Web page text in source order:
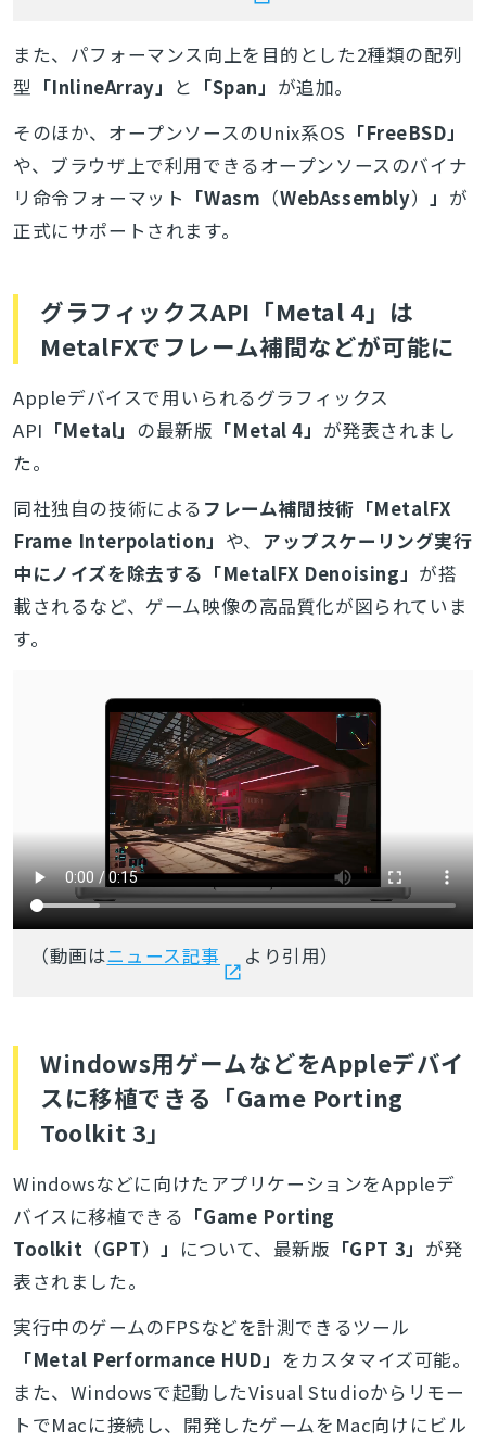
また、パフォーマンス向上を目的とした2種類の配列
型 「InlineArray」 と 「Span」 が追加。
そのほか、オープンソースのUnix系OS 「FreeBSD」
や、ブラウザ上で利用できるオープンソースのバイナ
リ命令フォーマット 「Wasm （WebAssembly） 」 が
正式にサポートされます。
グラフィックスAPI「Metal 4」は
MetalFXでフレーム補間などが可能に
Appleデバイスで用いられるグラフィックス
API 「Metal」 の最新版 「Metal 4」 が発表されまし
た。
同社独自の技術による フレーム補間技術「MetalFX
Frame Interpolation」 や、 アップスケーリング実行
中にノイズを除去する「MetalFX Denoising」 が搭
載されるなど、ゲーム映像の高品質化が図られていま
す。
（動画はニュース記事 より引用）
Windows用ゲームなどをAppleデバイ
スに移植できる「Game Porting
Toolkit 3」
Windowsなどに向けたアプリケーションをAppleデ
バイスに移植できる 「Game Porting
Toolkit （GPT）」 について、最新版 「GPT 3」 が発
表されました。
実行中のゲームのFPSなどを計測できるツール
「Metal Performance HUD」 をカスタマイズ可能。
また、Windowsで起動したVisual Studioからリモー
トでMacに接続し、開発したゲームをMac向けにビル